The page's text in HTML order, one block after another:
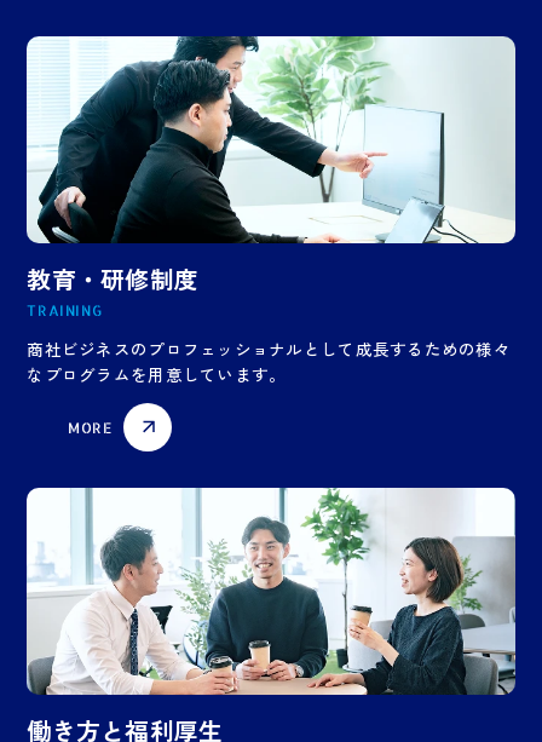
教育・研修制度
TRAINING
商社ビジネスのプロフェッショナルとして成長するための様々
なプログラムを用意しています。
MORE
働き方と福利厚生